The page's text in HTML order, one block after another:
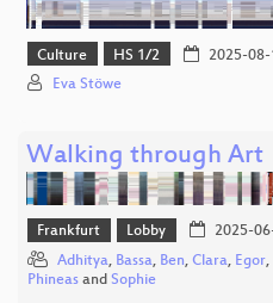
Culture HS 1/2 2025-08-
Eva Stöwe
Walking through Art
Frankfurt Lobby 2025-
Adhitya, Bassa, Ben, Clara, Egor,
Phineas and Sophie